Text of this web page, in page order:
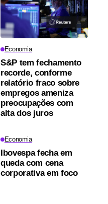
Economia
S&P tem fechamento
recorde, conforme
relatório fraco sobre
empregos ameniza
preocupações com
alta dos juros
Economia
Ibovespa fecha em
queda com cena
corporativa em foco